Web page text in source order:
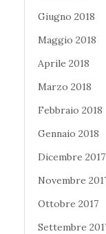
Giugno 2018
Maggio 2018
Aprile 2018
Marzo 2018
Febbraio 2018
Gennaio 2018
Dicembre 2017
Novembre
Ottobre 2017
Settembre